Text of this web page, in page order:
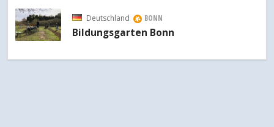
Deutschland BONN
Bildungsgarten Bonn